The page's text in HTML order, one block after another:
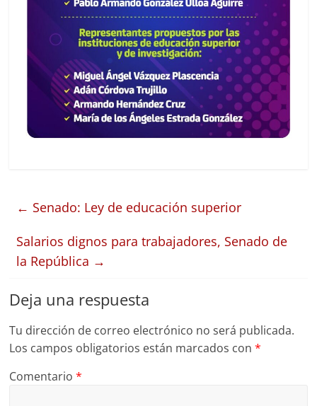
← Senado: Ley de educación superior
Salarios dignos para trabajadores, Senado de
la República →
Deja una respuesta
Tu dirección de correo electrónico no será publicada.
Los campos obligatorios están marcados con*
Comentario*